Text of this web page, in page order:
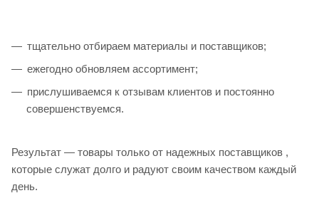
тщательно отбираем материалы и поставщиков;
ежегодно обновляем ассортимент;
прислушиваемся к отзывам клиентов и постоянно
совершенствуемся.
Результат — товары только от надежных поставщиков ,
которые служат долго и радуют своим качеством каждый
день.